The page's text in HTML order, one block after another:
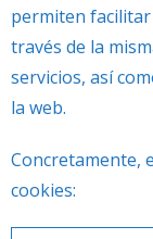
permiten
través de la
servicios, así
la web.
Concretamente,
cookies: